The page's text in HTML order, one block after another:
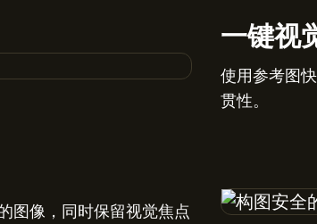
一键视
使用参考图
贯性。
图像，同时保留视觉焦点